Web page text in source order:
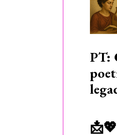
PT: